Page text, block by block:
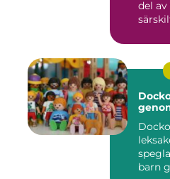
del av
barn